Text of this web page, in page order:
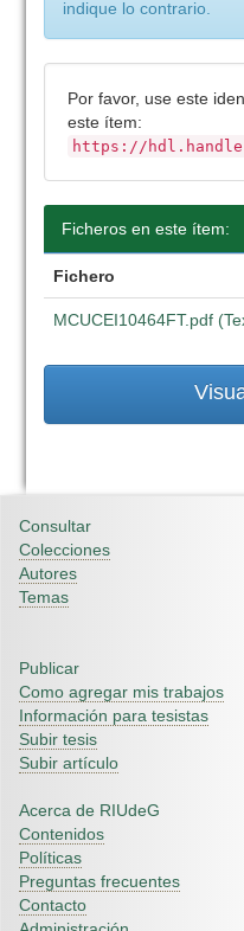
indique lo contrario.
Por favor, use este
este ítem:
https://
Ficheros en este ítem:
Fichero
MCUCEI10464FT.pdf
Consultar
Colecciones
Autores
Temas
Publicar
Como agregar mis trabajos
Información para tesistas
Subir tesis
Subir artículo
Acerca de RIUdeG
Contenidos
Políticas
Preguntas frecuentes
Contacto